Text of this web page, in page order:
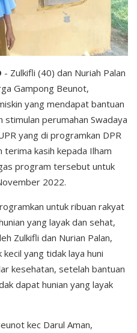
- Zulkifli (40) dan Nuriah Palan
Gampong Beunot,
yang mendapat bantuan
perumahan Swadaya
yang di programkan DPR
terima kasih kepada Ilham
program tersebut untuk
2022.
untuk ribuan rakyat
yang layak dan sehat,
Zulkifli dan Nurian Palan,
yang tidak laya huni
kesehatan, setelah bantuan
dapat hunian yang layak
kec Darul Aman,